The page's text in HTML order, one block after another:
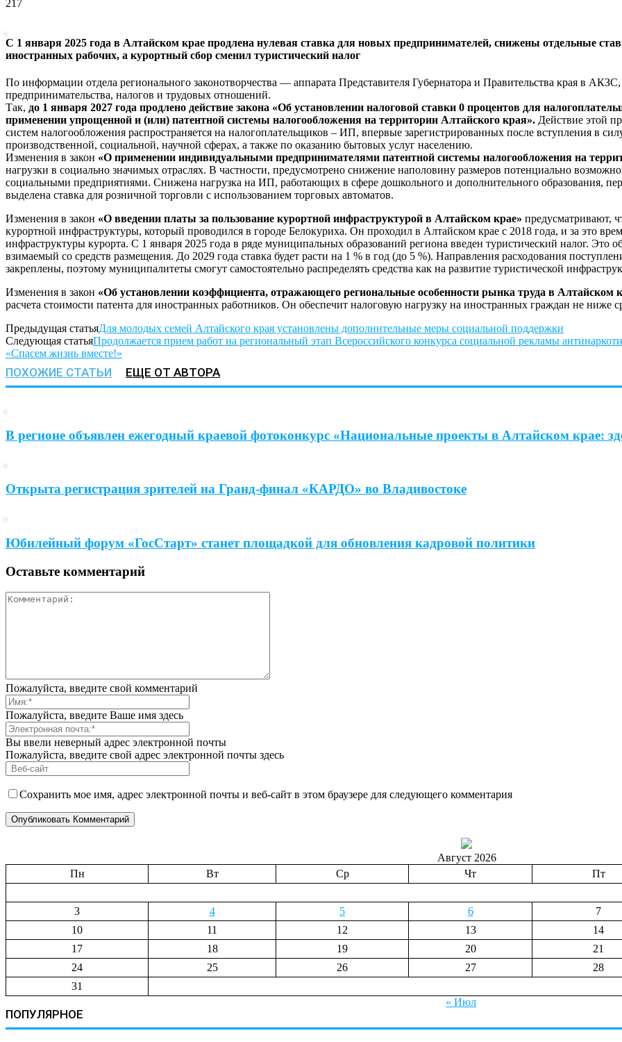
217
С 1 января 2025 года в Алтайском крае продлена нулевая ставка для новых предпринимателей, снижены отдельные
иностранных рабочих, а курортный сбор сменил туристический налог
По информации отдела регионального законотворчества — аппарата Представителя Губернатора и Правительства края в
предпринимательства, налогов и трудовых отношений.
Так, до 1 января 2027 года продлено действие закона «Об установлении налоговой ставки 0 процентов для
применении упрощенной и (или) патентной системы налогообложения на территории Алтайского края». Действие этой
систем налогообложения распространяется на налогоплательщиков – ИП, впервые зарегистрированных после вступления в
производственной, социальной, научной сферах, а также по оказанию бытовых услуг населению.
Изменения в закон «О применении индивидуальными предпринимателями патентной системы налогообложения на
нагрузки в социально значимых отраслях. В частности, предусмотрено снижение наполовину размеров потенциально
социальными предприятиями. Снижена нагрузка на ИП, работающих в сфере дошкольного и дополнительного образования,
выделена ставка для розничной торговли с использованием торговых автоматов.
Изменения в закон «О введении платы за пользование курортной инфраструктурой в Алтайском крае» предусматривают,
курортной инфраструктуры, который проводился в городе Белокуриха. Он проходил в Алтайском крае с 2018 года, и за это
инфраструктуры курорта. С 1 января 2025 года в ряде муниципальных образований региона введен туристический налог. Это
взимаемый со средств размещения. До 2029 года ставка будет расти на 1 % в год (до 5 %). Направления расходования
закреплены, поэтому муниципалитеты смогут самостоятельно распределять средства как на развитие туристической
Изменения в закон «Об установлении коэффициента, отражающего региональные особенности рынка труда в Алтайском
расчета стоимости патента для иностранных работников. Он обеспечит налоговую нагрузку на иностранных граждан не ниже
Предыдущая статьяДля молодых семей Алтайского края установлены дополнительные меры социальной поддержки
Следующая статьяПродолжается прием работ на региональный этап Всероссийского конкурса социальной рекламы
«Спасем жизнь вместе!»
ПОХОЖИЕ СТАТЬИ ЕЩЕ ОТ АВТОРА
В регионе объявлен ежегодный краевой фотоконкурс «Национальные проекты в Алтайском крае:
Открыта регистрация зрителей на Гранд-финал «КАРДО» во Владивостоке
Юбилейный форум «ГосСтарт» станет площадкой для обновления кадровой политики
Оставьте комментарий
Пожалуйста, введите свой комментарий
Пожалуйста, введите Ваше имя здесь
Вы ввели неверный адрес электронной почты
Пожалуйста, введите свой адрес электронной почты здесь
Сохранить мое имя, адрес электронной почты и веб-сайт в этом браузере для следующего комментария
Август 2026
Пн
Вт Ср Чт Пт
3
4 5 6 7
10
11 12 13 14
17
18 19 20 21
24
25 26 27 28
31
« Июл
ПОПУЛЯРНОЕ